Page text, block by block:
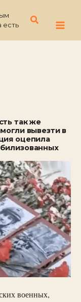
есть
Поиск
так же
вывезти в
оцепила
военных,